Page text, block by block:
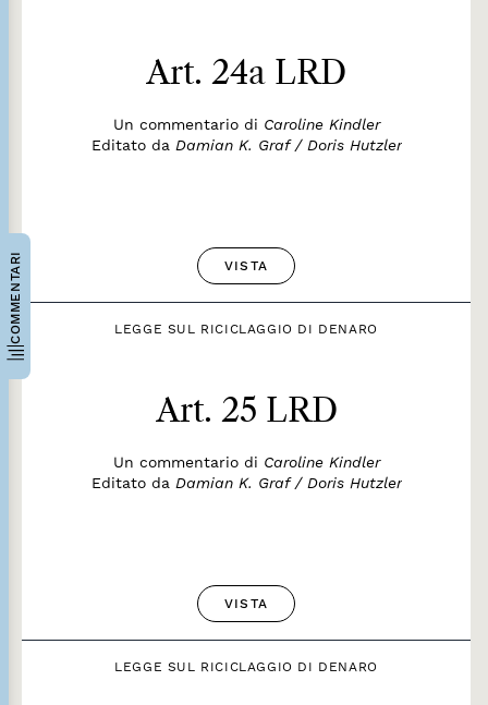
COMMENTARI
Art. 24a LRD
Un commentario di Caroline Kindler
Editato da Damian K. Graf / Doris Hutzler
VISTA
LEGGE SUL RICICLAGGIO DI DENARO
Art. 25 LRD
Un commentario di Caroline Kindler
Editato da Damian K. Graf / Doris Hutzler
VISTA
LEGGE SUL RICICLAGGIO DI DENARO